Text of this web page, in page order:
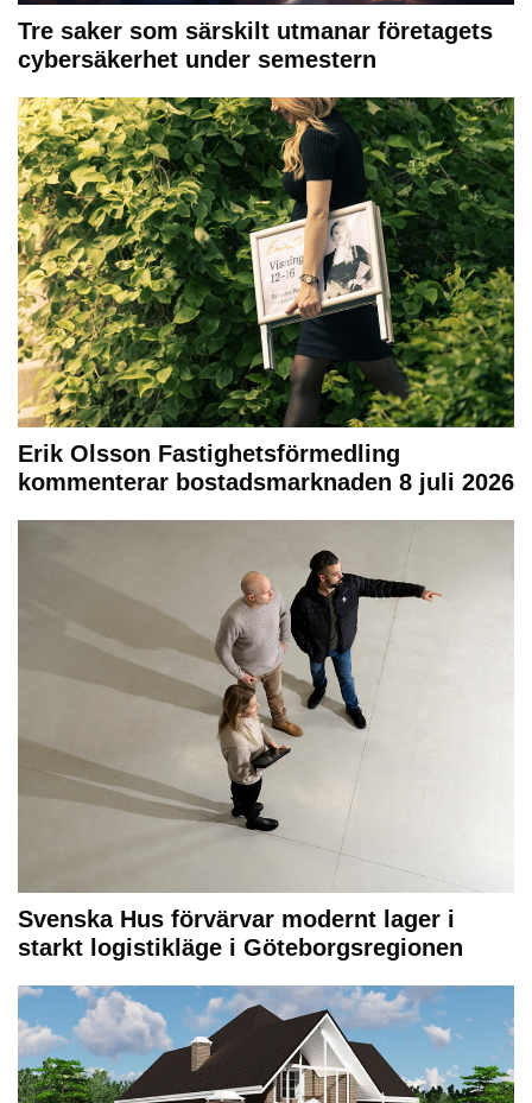
Tre saker som särskilt utmanar företagets
cybersäkerhet under semestern
Erik Olsson Fastighetsförmedling
kommenterar bostadsmarknaden 8 juli 2026
Svenska Hus förvärvar modernt lager i
starkt logistikläge i Göteborgsregionen